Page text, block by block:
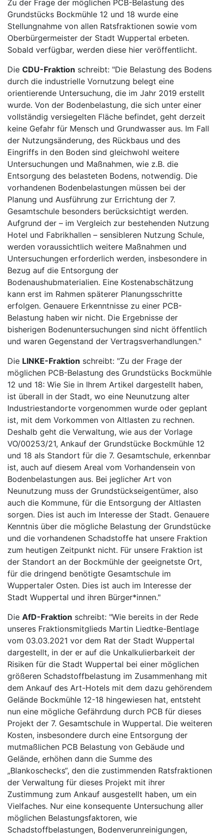
Zu der Frage der möglichen PCB-Belastung des
Grundstücks Bockmühle 12 und 18 wurde eine
Stellungnahme von allen Ratsfraktionen sowie vom
Oberbürgermeister der Stadt Wuppertal erbeten.
Sobald verfügbar, werden diese hier veröffentlicht.
Die CDU-Fraktion schreibt: "Die Belastung des Bodens
durch die industrielle Vornutzung belegt eine
orientierende Untersuchung, die im Jahr 2019 erstellt
wurde. Von der Bodenbelastung, die sich unter einer
vollständig versiegelten Fläche befindet, geht derzeit
keine Gefahr für Mensch und Grundwasser aus. Im Fall
der Nutzungsänderung, des Rückbaus und des
Eingriffs in den Boden sind gleichwohl weitere
Untersuchungen und Maßnahmen, wie z.B. die
Entsorgung des belasteten Bodens, notwendig. Die
vorhandenen Bodenbelastungen müssen bei der
Planung und Ausführung zur Errichtung der 7.
Gesamtschule besonders berücksichtigt werden.
Aufgrund der – im Vergleich zur bestehenden Nutzung
Hotel und Fabrikhallen – sensibleren Nutzung Schule,
werden voraussichtlich weitere Maßnahmen und
Untersuchungen erforderlich werden, insbesondere in
Bezug auf die Entsorgung der
Bodenaushubmaterialien. Eine Kostenabschätzung
kann erst im Rahmen späterer Planungsschritte
erfolgen. Genauere Erkenntnisse zu einer PCB-
Belastung haben wir nicht. Die Ergebnisse der
bisherigen Bodenuntersuchungen sind nicht öffentlich
und waren Gegenstand der Vertragsverhandlungen."
Die LINKE-Fraktion schreibt: "Zu der Frage der
möglichen PCB-Belastung des Grundstücks Bockmühle
12 und 18: Wie Sie in Ihrem Artikel dargestellt haben,
ist überall in der Stadt, wo eine Neunutzung alter
Industriestandorte vorgenommen wurde oder geplant
ist, mit dem Vorkommen von Altlasten zu rechnen.
Deshalb geht die Verwaltung, wie aus der Vorlage
VO/00253/21, Ankauf der Grundstücke Bockmühle 12
und 18 als Standort für die 7. Gesamtschule, erkennbar
ist, auch auf diesem Areal vom Vorhandensein von
Bodenbelastungen aus. Bei jeglicher Art von
Neunutzung muss der Grundstückseigentümer, also
auch die Kommune, für die Entsorgung der Altlasten
sorgen. Dies ist auch im Interesse der Stadt. Genauere
Kenntnis über die mögliche Belastung der Grundstücke
und die vorhandenen Schadstoffe hat unsere Fraktion
zum heutigen Zeitpunkt nicht. Für unsere Fraktion ist
der Standort an der Bockmühle der geeignetste Ort,
für die dringend benötigte Gesamtschule im
Wuppertaler Osten. Dies ist auch im Interesse der
Stadt Wuppertal und ihren Bürger*innen."
Die AfD-Fraktion schreibt: "Wie bereits in der Rede
unseres Fraktionsmitglieds Martin Liedtke-Bentlage
vom 03.03.2021 vor dem Rat der Stadt Wuppertal
dargestellt, in der er auf die Unkalkulierbarkeit der
Risiken für die Stadt Wuppertal bei einer möglichen
größeren Schadstoffbelastung im Zusammenhang mit
dem Ankauf des Art-Hotels mit dem dazu gehörendem
Gelände Bockmühle 12-18 hingewiesen hat, entsteht
nun eine mögliche Gefährdung durch PCB für dieses
Projekt der 7. Gesamtschule in Wuppertal. Die weiteren
Kosten, insbesondere durch eine Entsorgung der
mutmaßlichen PCB Belastung von Gebäude und
Gelände, erhöhen dann die Summe des
„Blankoschecks“, den die zustimmenden Ratsfraktionen
der Verwaltung für dieses Projekt mit ihrer
Zustimmung zum Ankauf ausgestellt haben, um ein
Vielfaches. Nur eine konsequente Untersuchung aller
möglichen Belastungsfaktoren, wie
Schadstoffbelastungen, Bodenverunreinigungen,